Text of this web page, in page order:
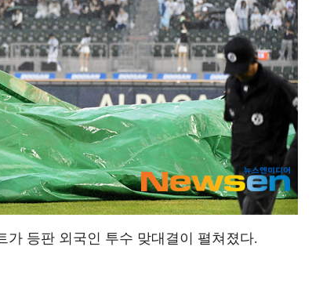
가 등판 외국인 투수 맞대결이 펼쳐졌다.